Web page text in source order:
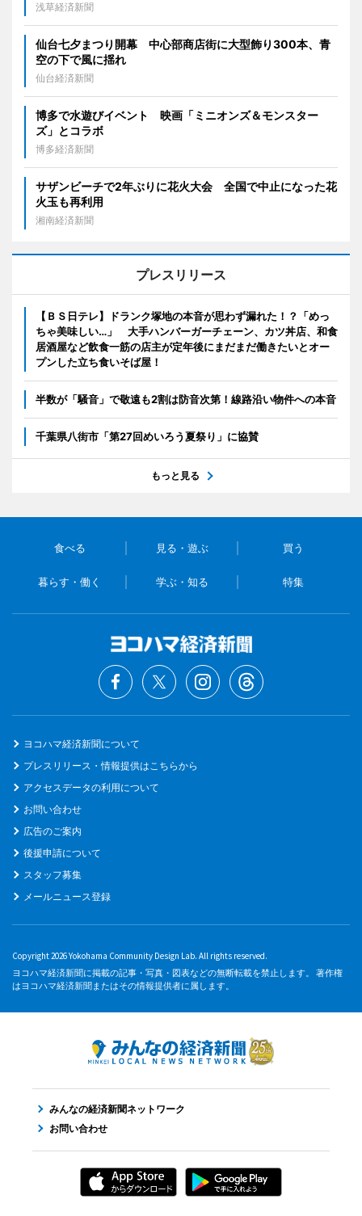
浅草経済新聞
仙台七夕まつり開幕 中心部商店街に大型飾り300本、青
空の下で風に揺れ
仙台経済新聞
博多で水遊びイベント 映画「ミニオンズ＆モンスター
ズ」とコラボ
博多経済新聞
サザンビーチで2年ぶりに花火大会 全国で中止になった花
火玉も再利用
湘南経済新聞
プレスリリース
【ＢＳ日テレ】ドランク塚地の本音が思わず漏れた！？「めっ
ちゃ美味しい…」 大手ハンバーガーチェーン、カツ丼店、和食
居酒屋など飲食一筋の店主が定年後にまだまだ働きたいとオー
プンした立ち食いそば屋！
半数が「騒音」で敬遠も2割は防音次第！線路沿い物件への本音
千葉県八街市「第27回めいろう夏祭り」に協賛
もっと見る
食べる 見る・遊ぶ 買う
暮らす・働く 学ぶ・知る 特集
ヨコハマ経済新聞について
プレスリリース・情報提供はこちらから
アクセスデータの利用について
お問い合わせ
広告のご案内
後援申請について
スタッフ募集
メールニュース登録
Copyright 2026 Yokohama Community Design Lab. All rights reserved.
ヨコハマ経済新聞に掲載の記事・写真・図表などの無断転載を禁止します。 著作権
はヨコハマ経済新聞またはその情報提供者に属します。
みんなの経済新聞ネットワーク
お問い合わせ